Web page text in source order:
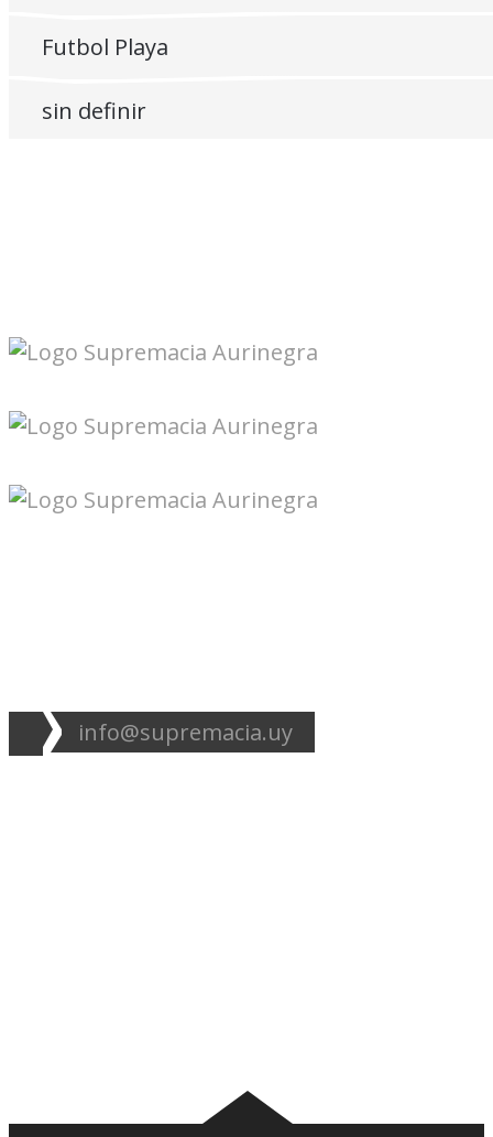
Futbol Playa
sin definir
info@supremacia.uy